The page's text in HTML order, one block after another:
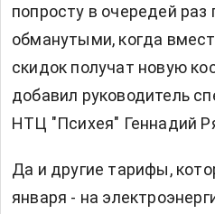
попросту в очередей раз
обманутыми, когда
скидок получат новую
добавил руководитель
НТЦ "Психея" Геннадий
Да и другие тарифы,
января - на